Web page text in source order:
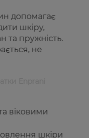
допомагає
шкіру,
та пружність.
не
віковими
шкіри